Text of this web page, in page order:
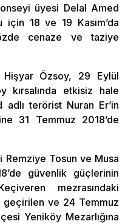
üyesi Delal Amed
18 ve 19 Kasım’da
cenaze ve taziye
Hişyar Özsoy, 29 Eylül
kırsalında etkisiz hale
terörist Nuran Er’in
31 Temmuz 2018’de
Remziye Tosun ve Musa
güvenlik güçlerinin
mezrasındaki
ve 24 Temmuz
Yeniköy Mezarlığına